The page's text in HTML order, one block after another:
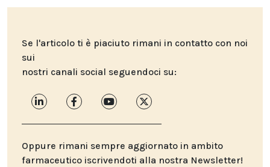
Se l'articolo ti è piaciuto rimani in contatto con noi
sui
nostri canali social seguendoci su:
Oppure rimani sempre aggiornato in ambito
farmaceutico iscrivendoti alla nostra Newsletter!